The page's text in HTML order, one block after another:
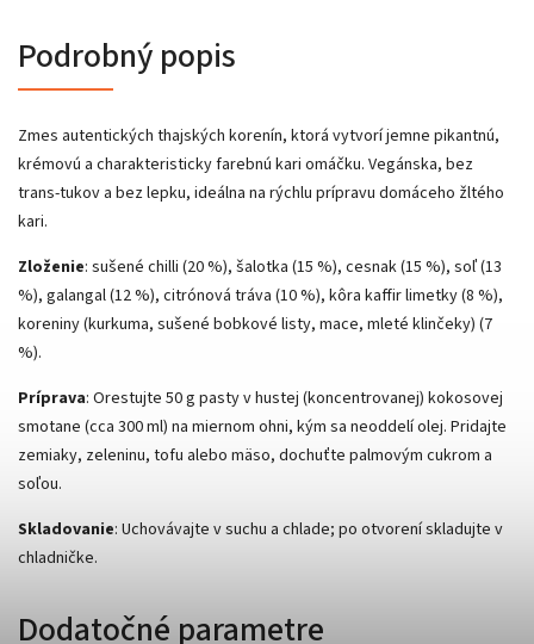
Podrobný popis
Zmes autentických thajských korenín, ktorá vytvorí jemne pikantnú,
krémovú a charakteristicky farebnú kari omáčku. Vegánska, bez
trans‑tukov a bez lepku, ideálna na rýchlu prípravu domáceho žltého
kari.
Zloženie: sušené chilli (20 %), šalotka (15 %), cesnak (15 %), soľ (13
%), galangal (12 %), citrónová tráva (10 %), kôra kaffir limetky (8 %),
koreniny (kurkuma, sušené bobkové listy, mace, mleté klinčeky) (7
%).
Príprava: Orestujte 50 g pasty v hustej (koncentrovanej) kokosovej
smotane (cca 300 ml) na miernom ohni, kým sa neoddelí olej. Pridajte
zemiaky, zeleninu, tofu alebo mäso, dochuťte palmovým cukrom a
soľou.
Skladovanie: Uchovávajte v suchu a chlade; po otvorení skladujte v
chladničke.
Dodatočné parametre